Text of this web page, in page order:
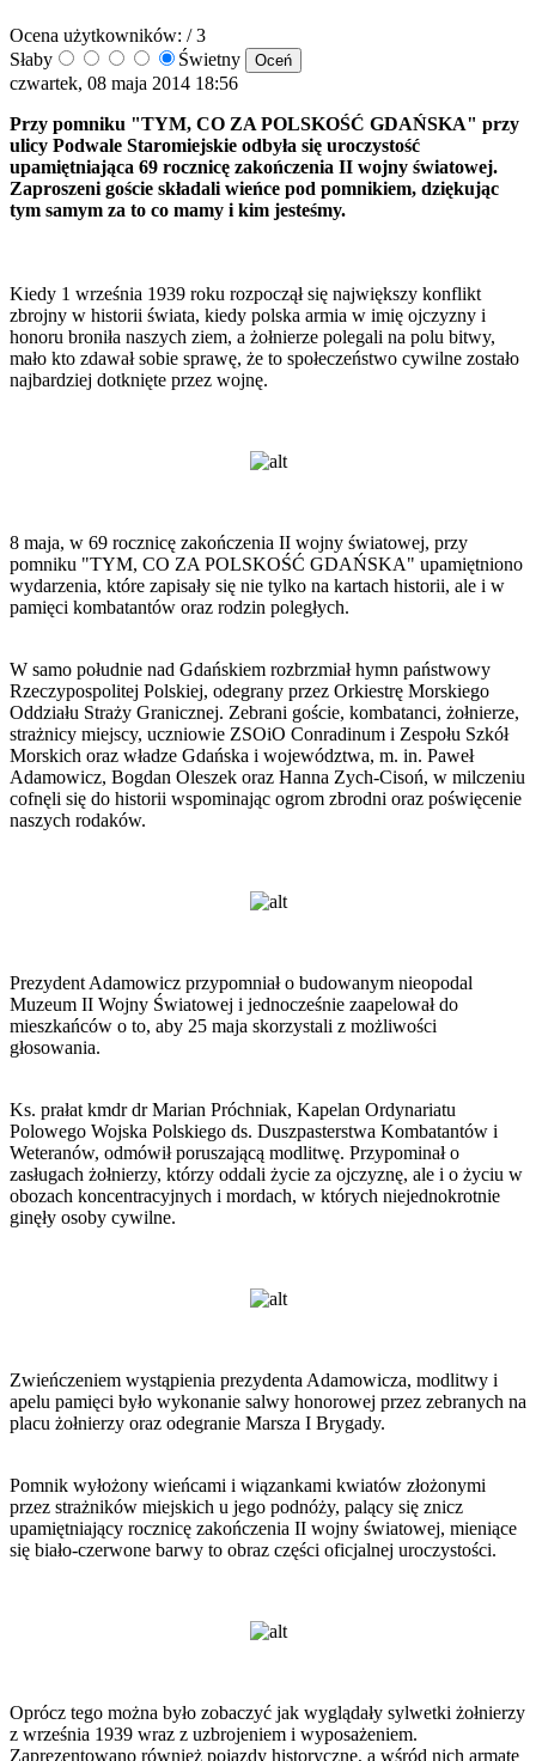
Ocena użytkowników: / 3
Słaby
Świetny
czwartek, 08 maja 2014 18:56
Przy pomniku "TYM, CO ZA POLSKOŚĆ GDAŃSKA" przy
ulicy Podwale Staromiejskie odbyła się uroczystość
upamiętniająca 69 rocznicę zakończenia II wojny światowej.
Zaproszeni goście składali wieńce pod pomnikiem, dziękując
tym samym za to co mamy i kim jesteśmy.
Kiedy 1 września 1939 roku rozpoczął się największy konflikt
zbrojny w historii świata, kiedy polska armia w imię ojczyzny i
honoru broniła naszych ziem, a żołnierze polegali na polu bitwy,
mało kto zdawał sobie sprawę, że to społeczeństwo cywilne zostało
najbardziej dotknięte przez wojnę.
8 maja, w 69 rocznicę zakończenia II wojny światowej, przy
pomniku "TYM, CO ZA POLSKOŚĆ GDAŃSKA" upamiętniono
wydarzenia, które zapisały się nie tylko na kartach historii, ale i w
pamięci kombatantów oraz rodzin poległych.
W samo południe nad Gdańskiem rozbrzmiał hymn państwowy
Rzeczypospolitej Polskiej, odegrany przez Orkiestrę Morskiego
Oddziału Straży Granicznej. Zebrani goście, kombatanci, żołnierze,
strażnicy miejscy, uczniowie ZSOiO Conradinum i Zespołu Szkół
Morskich oraz władze Gdańska i województwa, m. in. Paweł
Adamowicz, Bogdan Oleszek oraz Hanna Zych-Cisoń, w milczeniu
cofnęli się do historii wspominając ogrom zbrodni oraz poświęcenie
naszych rodaków.
Prezydent Adamowicz przypomniał o budowanym nieopodal
Muzeum II Wojny Światowej i jednocześnie zaapelował do
mieszkańców o to, aby 25 maja skorzystali z możliwości
głosowania.
Ks. prałat kmdr dr Marian Próchniak, Kapelan Ordynariatu
Polowego Wojska Polskiego ds. Duszpasterstwa Kombatantów i
Weteranów, odmówił poruszającą modlitwę. Przypominał o
zasługach żołnierzy, którzy oddali życie za ojczyznę, ale i o życiu w
obozach koncentracyjnych i mordach, w których niejednokrotnie
ginęły osoby cywilne.
Zwieńczeniem wystąpienia prezydenta Adamowicza, modlitwy i
apelu pamięci było wykonanie salwy honorowej przez zebranych na
placu żołnierzy oraz odegranie Marsza I Brygady.
Pomnik wyłożony wieńcami i wiązankami kwiatów złożonymi
przez strażników miejskich u jego podnóży, palący się znicz
upamiętniający rocznicę zakończenia II wojny światowej, mieniące
się biało-czerwone barwy to obraz części oficjalnej uroczystości.
Oprócz tego można było zobaczyć jak wyglądały sylwetki żołnierzy
z września 1939 wraz z uzbrojeniem i wyposażeniem.
Zaprezentowano również pojazdy historyczne, a wśród nich armatę